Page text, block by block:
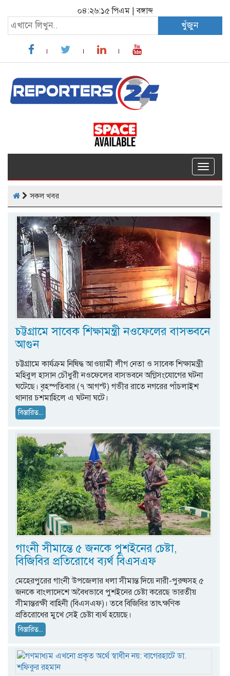
০৪:২৬:১৬ পিএম| বঙ্গাব্দ
খুঁজুন
Toggle
সকল খবর
চট্টগ্রামে সাবেক শিক্ষামন্ত্রী নওফেলের বাসভবনে
আগুন
চট্টগ্রামে কার্যক্রম নিষিদ্ধ আওয়ামী লীগ নেতা ও সাবেক শিক্ষামন্ত্রী
মহিবুল হাসান চৌধুরী নওফেলের বাসভবনে অগ্নিসংযোগের ঘটনা
ঘটেছে। বৃহস্পতিবার (৭ আগস্ট) গভীর রাতে নগরের পাঁচলাইশ
থানার চশমাহিলে এ ঘটনা ঘটে।
বিস্তারিত...
গাংনী সীমান্তে ৫ জনকে পুশইনের চেষ্টা,
বিজিবির প্রতিরোধে ব্যর্থ বিএসএফ
মেহেরপুরের গাংনী উপজেলার ধলা সীমান্ত দিয়ে নারী-পুরুষসহ ৫
জনকে বাংলাদেশে অবৈধভাবে পুশইনের চেষ্টা করেছে ভারতীয়
সীমান্তরক্ষী বাহিনী (বিএসএফ)। তবে বিজিবির তাৎক্ষণিক
প্রতিরোধের মুখে সেই চেষ্টা ব্যর্থ হয়েছে।
বিস্তারিত...